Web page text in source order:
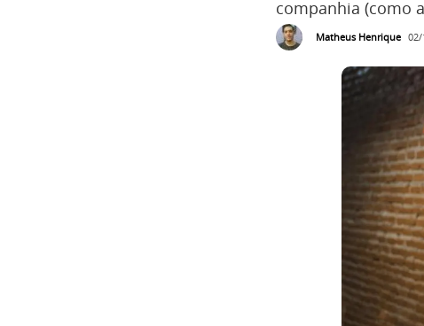
companhia (como
Matheus Henrique 02/